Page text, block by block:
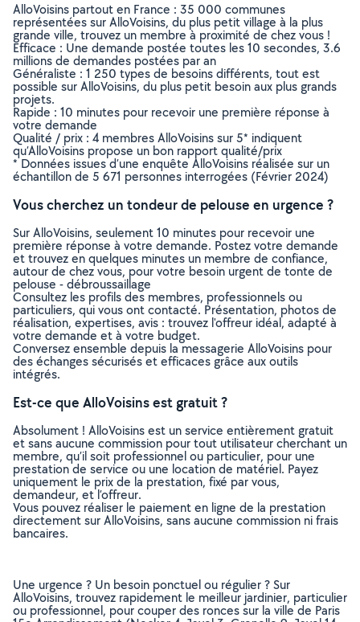
AlloVoisins partout en France : 35 000 communes
représentées sur AlloVoisins, du plus petit village à la plus
grande ville, trouvez un membre à proximité de chez vous !
Efficace : Une demande postée toutes les 10 secondes, 3.6
millions de demandes postées par an
Généraliste : 1 250 types de besoins différents, tout est
possible sur AlloVoisins, du plus petit besoin aux plus grands
projets.
Rapide : 10 minutes pour recevoir une première réponse à
votre demande
Qualité / prix : 4 membres AlloVoisins sur 5* indiquent
qu’AlloVoisins propose un bon rapport qualité/prix
* Données issues d’une enquête AlloVoisins réalisée sur un
échantillon de 5 671 personnes interrogées (Février 2024)
Vous cherchez un tondeur de pelouse en urgence ?
Sur AlloVoisins, seulement 10 minutes pour recevoir une
première réponse à votre demande. Postez votre demande
et trouvez en quelques minutes un membre de confiance,
autour de chez vous, pour votre besoin urgent de tonte de
pelouse - débroussaillage
Consultez les profils des membres, professionnels ou
particuliers, qui vous ont contacté. Présentation, photos de
réalisation, expertises, avis : trouvez l'offreur idéal, adapté à
votre demande et à votre budget.
Conversez ensemble depuis la messagerie AlloVoisins pour
des échanges sécurisés et efficaces grâce aux outils
intégrés.
Est-ce que AlloVoisins est gratuit ?
Absolument ! AlloVoisins est un service entièrement gratuit
et sans aucune commission pour tout utilisateur cherchant un
membre, qu’il soit professionnel ou particulier, pour une
prestation de service ou une location de matériel. Payez
uniquement le prix de la prestation, fixé par vous,
demandeur, et l’offreur.
Vous pouvez réaliser le paiement en ligne de la prestation
directement sur AlloVoisins, sans aucune commission ni frais
bancaires.
Une urgence ? Un besoin ponctuel ou régulier ? Sur
AlloVoisins, trouvez rapidement le meilleur jardinier, particulier
ou professionnel, pour couper des ronces sur la ville de Paris